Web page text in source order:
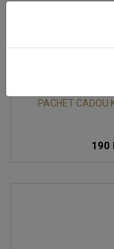
PACHET CADOU
190